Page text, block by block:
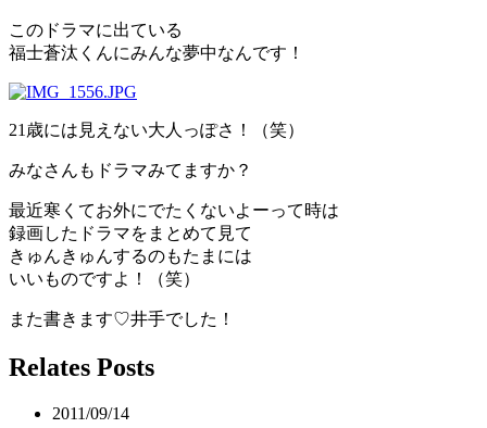
このドラマに出ている
福士蒼汰くんにみんな夢中なんです！
21歳には見えない大人っぽさ！（笑）
みなさんもドラマみてますか？
最近寒くてお外にでたくないよーって時は
録画したドラマをまとめて見て
きゅんきゅんするのもたまには
いいものですよ！（笑）
また書きます♡井手でした！
Relates Posts
2011/09/14